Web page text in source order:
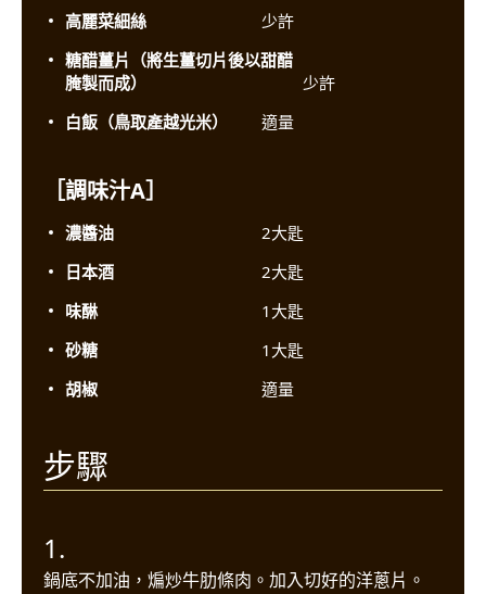
高麗菜細絲
少許
糖醋薑片（將生薑切片後以甜醋
腌製而成）
少許
白飯（鳥取產越光米）
適量
［調味汁A］
濃醬油
2大匙
日本酒
2大匙
味醂
1大匙
砂糖
1大匙
胡椒
適量
步驟
1.
鍋底不加油，煸炒牛肋條肉。加入切好的洋蔥片。